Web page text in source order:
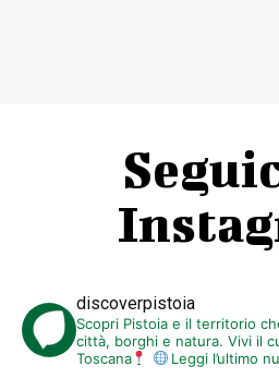
discoverpistoia
Scopri Pistoia e il territorio
città, borghi e natura. Vivi il
Toscana
Leggi l’ultimo